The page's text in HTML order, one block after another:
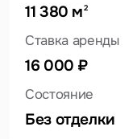
11 380 м 2
Ставка аренды
16 000 ₽
Состояние
Без отделки
Вопрос
Предложение
Это обязательное
Это обязательное